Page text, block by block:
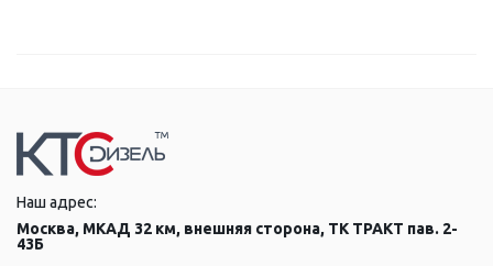
Наш адрес:
Москва, МКАД 32 км, внешняя сторона, ТК ТРАКТ пав. 2-
43Б